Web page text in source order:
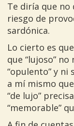
Te diría que
riesgo de
sardónica.
Lo cierto es
que “lujoso”
“opulento” y ni
a mí mismo
“de lujo”
“memorable”